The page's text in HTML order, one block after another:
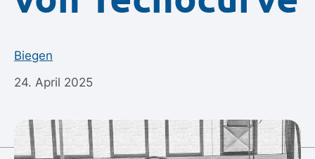
Biegen
24. April 2025